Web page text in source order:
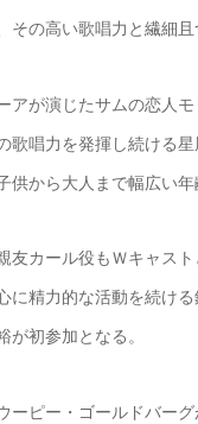
その高い歌唱力と繊細
アが演じたサムの恋人
歌唱力を発揮し続ける
供から大人まで幅広い
友カール役もＷキャス
に精力的な活動を続け
初参加となる。
ーピー・ゴールドバー